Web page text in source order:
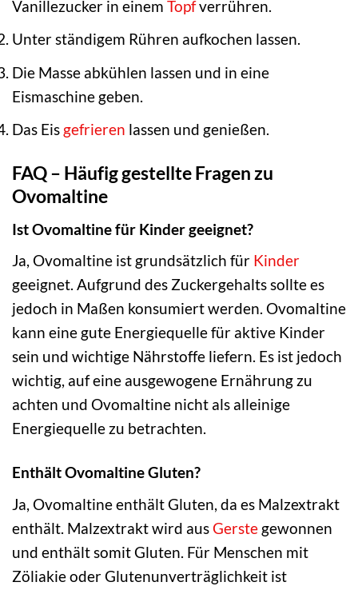
Vanillezucker in einem Topfverrühren.
Unter ständigem Rühren aufkochen lassen.
Die Masse abkühlen lassen und in eine
Eismaschine geben.
Das Eis gefrieren lassen und genießen.
FAQ – Häufig gestellte Fragen zu
Ovomaltine
Ist Ovomaltine für Kinder geeignet?
Ja, Ovomaltine ist grundsätzlich für Kinder
geeignet. Aufgrund des Zuckergehalts sollte es
jedoch in Maßen konsumiert werden. Ovomaltine
kann eine gute Energiequelle für aktive Kinder
sein und wichtige Nährstoffe liefern. Es ist jedoch
wichtig, auf eine ausgewogene Ernährung zu
achten und Ovomaltine nicht als alleinige
Energiequelle zu betrachten.
Enthält Ovomaltine Gluten?
Ja, Ovomaltine enthält Gluten, da es Malzextrakt
enthält. Malzextrakt wird ausGerste gewonnen
und enthält somit Gluten. Für Menschen mit
Zöliakie oder Glutenunverträglichkeit ist